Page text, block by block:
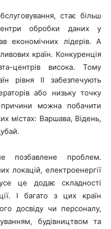
стає більш
обробки даних у
економічних лідерів. А
країн. Конкуренція
центрів висока. Тому
рівня II забезпечують
або низьку точку
можна побачити
містах: Варшава, Відень,
проблем.
локацій, електроенергії
це додає складності
І багато з цих країн
досвіду чи персоналу,
будівництвом та